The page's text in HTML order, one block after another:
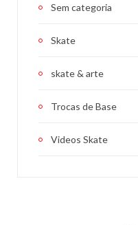
Sem categoria
Skate
skate & arte
Trocas de Base
Videos Skate